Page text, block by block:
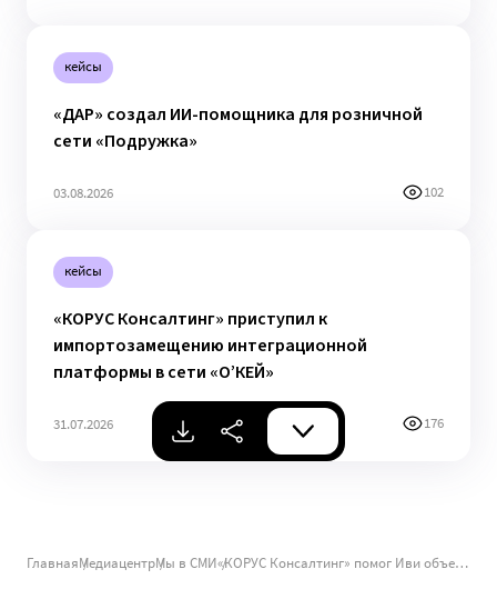
кейсы
«ДАР» создал ИИ-помощника для розничной
сети «Подружка»
03.08.2026 102
кейсы
«КОРУС Консалтинг» приступил к
импортозамещению интеграционной
платформы в сети «О’КЕЙ»
31.07.2026 176
ГлавнаяМедиацентрМы в СМИ «КОРУС Консалтинг» помог Иви объединить сотрудников в едином цифровом HR-пространстве